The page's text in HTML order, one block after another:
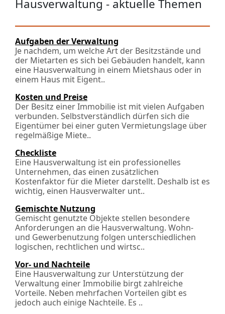
Hausverwaltung - aktuelle Themen
Aufgaben der Verwaltung
Je nachdem, um welche Art der Besitzstände und
der Mietarten es sich bei Gebäuden handelt, kann
eine Hausverwaltung in einem Mietshaus oder in
einem Haus mit Eigen­t..
Kosten und Preise
Der Besitz einer Immobilie ist mit vielen Aufgaben
verbunden. Selbstverständlich dürfen sich die
Eigentümer bei einer guten Vermietungslage über
regelmäßige Miete..
Checkliste
Eine Hausverwaltung ist ein professionelles
Unternehmen, das einen zusätzlichen
Kostenfaktor für die Mieter darstellt. Deshalb ist es
wichtig, einen Hausverwalter unt..
Gemischte Nutzung
Gemischt genutzte Objekte stellen besondere
Anforderungen an die Hausverwaltung. Wohn-
und Gewerbenutzung folgen unterschiedlichen
logischen, rechtlichen und wirt­sc..
Vor- und Nachteile
Eine Hausverwaltung zur Unterstützung der
Verwaltung einer Immobilie birgt zahlreiche
Vorteile. Neben mehrfachen Vorteilen gibt es
jedoch auch einige Nachteile. Es ..